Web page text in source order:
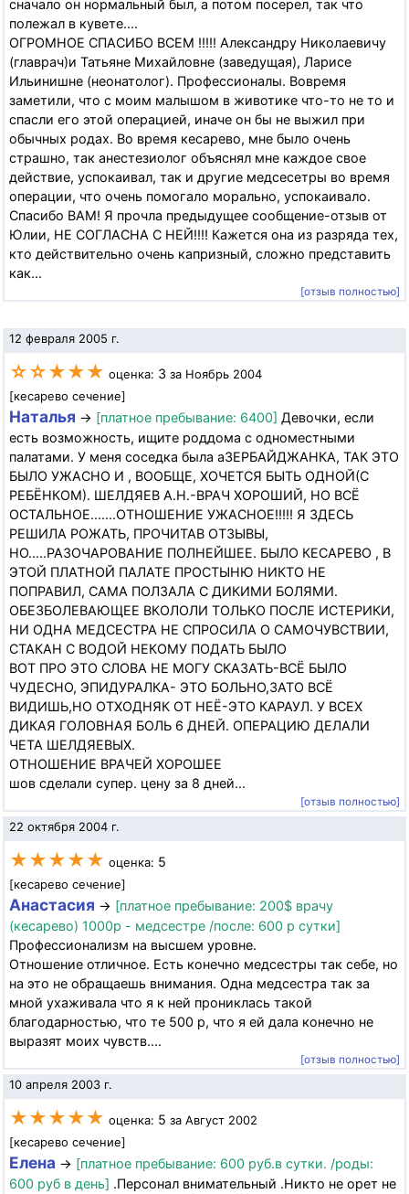
сначало он нормальный был, а потом посерел, так что
полежал в кувете....
ОГРОМНОЕ СПАСИБО ВСЕМ !!!!! Александру Николаевичу
(главрач)и Татьяне Михайловне (заведущая), Ларисе
Ильинишне (неонатолог). Профессионалы. Вовремя
заметили, что с моим малышом в животике что-то не то и
спасли его этой операцией, иначе он бы не выжил при
обычных родах. Во время кесарево, мне было очень
страшно, так анестезиолог объяснял мне каждое свое
действие, успокаивал, так и другие медсесетры во время
операции, что очень помогало морально, успокаивало.
Спасибо ВАМ! Я прочла предыдущее сообщение-отзыв от
Юлии, НЕ СОГЛАСНА С НЕЙ!!!! Кажется она из разряда тех,
кто действительно очень капризный, сложно представить
как...
[отзыв полностью]
12 февраля 2005 г.
☆☆★★★ оценка: 3 за Ноябрь 2004
[кесарево сечение]
Наталья → [платное пребывание: 6400] Девочки, если
есть возможность, ищите роддома с одноместными
палатами. У меня соседка была аЗЕРБАЙДЖАНКА, ТАК ЭТО
БЫЛО УЖАСНО И , ВООБЩЕ, ХОЧЕТСЯ БЫТЬ ОДНОЙ(С
РЕБЁНКОМ). ШЕЛДЯЕВ А.Н.-ВРАЧ ХОРОШИЙ, НО ВСЁ
ОСТАЛЬНОЕ.......ОТНОШЕНИЕ УЖАСНОЕ!!!!! Я ЗДЕСЬ
РЕШИЛА РОЖАТЬ, ПРОЧИТАВ ОТЗЫВЫ,
НО.....РАЗОЧАРОВАНИЕ ПОЛНЕЙШЕЕ. БЫЛО КЕСАРЕВО , В
ЭТОЙ ПЛАТНОЙ ПАЛАТЕ ПРОСТЫНЮ НИКТО НЕ
ПОПРАВИЛ, САМА ПОЛЗАЛА С ДИКИМИ БОЛЯМИ.
ОБЕЗБОЛЕВАЮЩЕЕ ВКОЛОЛИ ТОЛЬКО ПОСЛЕ ИСТЕРИКИ,
НИ ОДНА МЕДСЕСТРА НЕ СПРОСИЛА О САМОЧУВСТВИИ,
СТАКАН С ВОДОЙ НЕКОМУ ПОДАТЬ БЫЛО
ВОТ ПРО ЭТО СЛОВА НЕ МОГУ СКАЗАТЬ-ВСЁ БЫЛО
ЧУДЕСНО, ЭПИДУРАЛКА- ЭТО БОЛЬНО,ЗАТО ВСЁ
ВИДИШЬ,НО ОТХОДНЯК ОТ НЕЁ-ЭТО КАРАУЛ. У ВСЕХ
ДИКАЯ ГОЛОВНАЯ БОЛЬ 6 ДНЕЙ. ОПЕРАЦИЮ ДЕЛАЛИ
ЧЕТА ШЕЛДЯЕВЫХ.
ОТНОШЕНИЕ ВРАЧЕЙ ХОРОШЕЕ
шов сделали супер. цену за 8 дней...
[отзыв полностью]
22 октября 2004 г.
★★★★★ оценка: 5
[кесарево сечение]
Анастасия → [платное пребывание: 200$ врачу
(кесарево) 1000р - медсестре /после: 600 р сутки]
Профессионализм на высшем уровне.
Отношение отличное. Есть конечно медсестры так себе, но
на это не обращаешь внимания. Одна медсестра так за
мной ухаживала что я к ней прониклась такой
благодарностью, что те 500 р, что я ей дала конечно не
выразят моих чувств....
[отзыв полностью]
10 апреля 2003 г.
★★★★★ оценка: 5 за Август 2002
[кесарево сечение]
Елена → [платное пребывание: 600 руб.в сутки. /роды:
600 руб в день] .Персонал внимательный .Никто не орет не